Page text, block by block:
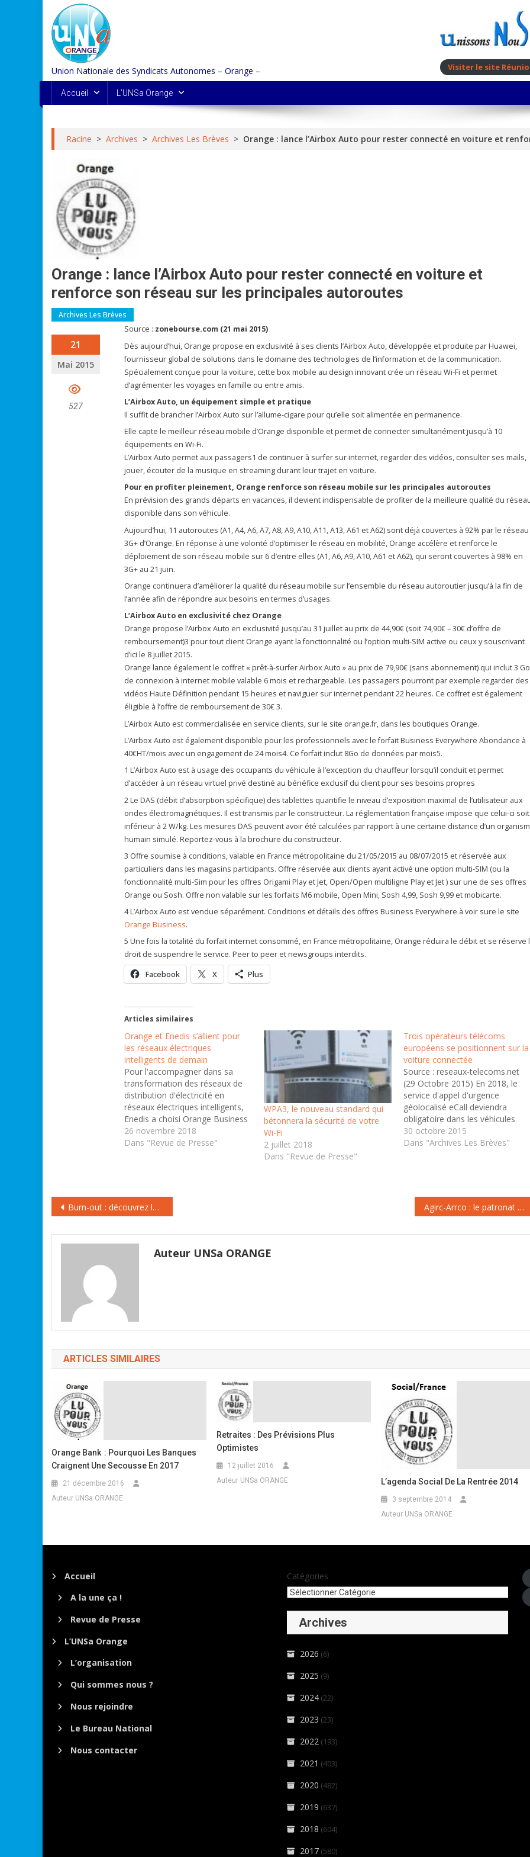
content
Union Nationale des Syndicats Autonomes – Orange – Visiter le site
Accueil L’UNSa Orange
Racine > Archives > Archives Les Brèves > Orange : lance l’Airbox Auto pour rester connecté en voiture et
Orange : lance l’Airbox Auto pour rester connecté en voiture et
renforce son réseau sur les principales autoroutes
Archives Les Brèves
21
Mai 2015
527
Source : zonebourse.com (21 mai 2015)
Dès aujourd’hui, Orange propose en exclusivité à ses clients l’Airbox Auto, développée et produite par Huawei,
fournisseur global de solutions dans le domaine des technologies de l’information et de la communication.
Spécialement conçue pour la voiture, cette box mobile au design innovant crée un réseau Wi-Fi et permet
d’agrémenter les voyages en famille ou entre amis.
L’Airbox Auto, un équipement simple et pratique
Il suffit de brancher l’Airbox Auto sur l’allume-cigare pour qu’elle soit alimentée en permanence.
Elle capte le meilleur réseau mobile d’Orange disponible et permet de connecter simultanément jusqu’à 10
équipements en Wi-Fi.
L’Airbox Auto permet aux passagers1 de continuer à surfer sur internet, regarder des vidéos, consulter ses mails,
jouer, écouter de la musique en streaming durant leur trajet en voiture.
Pour en profiter pleinement, Orange renforce son réseau mobile sur les principales autoroutes
En prévision des grands départs en vacances, il devient indispensable de profiter de la meilleure qualité du
disponible dans son véhicule.
Aujourd’hui, 11 autoroutes (A1, A4, A6, A7, A8, A9, A10, A11, A13, A61 et A62) sont déjà couvertes à 92% par le réseau
3G+ d’Orange. En réponse à une volonté d’optimiser le réseau en mobilité, Orange accélère et renforce le
déploiement de son réseau mobile sur 6 d’entre elles (A1, A6, A9, A10, A61 et A62), qui seront couvertes à 98% en
3G+ au 21 juin.
Orange continuera d’améliorer la qualité du réseau mobile sur l’ensemble du réseau autoroutier jusqu’à la fin de
l’année afin de répondre aux besoins en termes d’usages.
L’Airbox Auto en exclusivité chez Orange
Orange propose l’Airbox Auto en exclusivité jusqu’au 31 juillet au prix de 44,90€ (soit 74,90€ – 30€ d’offre de
remboursement)3 pour tout client Orange ayant la fonctionnalité ou l’option multi-SIM active ou ceux y souscrivant
d’ici le 8 juillet 2015.
Orange lance également le coffret « prêt-à-surfer Airbox Auto » au prix de 79,90€ (sans abonnement) qui inclut 3 Go
de connexion à internet mobile valable 6 mois et rechargeable. Les passagers pourront par exemple regarder des
vidéos Haute Définition pendant 15 heures et naviguer sur internet pendant 22 heures. Ce coffret est également
éligible à l’offre de remboursement de 30€ 3.
L’Airbox Auto est commercialisée en service clients, sur le site orange.fr, dans les boutiques Orange.
L’Airbox Auto est également disponible pour les professionnels avec le forfait Business Everywhere Abondance à
40€HT/mois avec un engagement de 24 mois4. Ce forfait inclut 8Go de données par mois5.
1 L’Airbox Auto est à usage des occupants du véhicule à l’exception du chauffeur lorsqu’il conduit et permet
d’accéder à un réseau virtuel privé destiné au bénéfice exclusif du client pour ses besoins propres
2 Le DAS (débit d’absorption spécifique) des tablettes quantifie le niveau d’exposition maximal de l’utilisateur aux
ondes électromagnétiques. Il est transmis par le constructeur. La réglementation française impose que celui-ci soit
inférieur à 2 W/kg. Les mesures DAS peuvent avoir été calculées par rapport à une certaine distance d’un
humain simulé. Reportez-vous à la brochure du constructeur.
3 Offre soumise à conditions, valable en France métropolitaine du 21/05/2015 au 08/07/2015 et réservée aux
particuliers dans les magasins participants. Offre réservée aux clients ayant activé une option multi-SIM (ou la
fonctionnalité multi-Sim pour les offres Origami Play et Jet, Open/Open multiligne Play et Jet ) sur une de ses offres
Orange ou Sosh. Offre non valable sur les forfaits M6 mobile, Open Mini, Sosh 4,99, Sosh 9,99 et mobicarte.
4 L’Airbox Auto est vendue séparément. Conditions et détails des offres Business Everywhere à voir sure le site
Orange Business.
5 Une fois la totalité du forfait internet consommé, en France métropolitaine, Orange réduira le débit et se réserve
droit de suspendre le service. Peer to peer et newsgroups interdits.
Facebook X Plus
Articles similaires
Orange et Enedis s’allient pour
les réseaux électriques
intelligents de demain
Pour l'accompagner dans sa
transformation des réseaux de
distribution d'électricité en
réseaux électriques intelligents,
Enedis a choisi Orange Business
Services. Notre transition
énergétique est marquée par une
l'autoconsommation. Dans cet
environnement en pleine…
26 novembre 2018
Dans "Revue de Presse"
WPA3, le nouveau standard qui
bétonnera la sécurité de votre
Wi-Fi
2 juillet 2018
Dans "Revue de Presse"
Trois opérateurs télécoms
européens se positionnent sur la
voiture connectée
Source : reseaux-telecoms.net
(29 Octobre 2015) En 2018, le
service d'appel d'urgence
géolocalisé eCall deviendra
obligatoire dans les véhicules
neufs en Europe. Plusieurs
opérateurs télécoms sont déjà
voiture connectée Les
analystes…
30 octobre 2015
Dans "Archives Les Brèves"
Navigation
de
l’article
Burn-out : découvrez les métiers les plus touchés Agirc-Arrco : le patronat boucle une liste de propositions drastiques pour rééquilibrer le financement des retraites
Auteur UNSa ORANGE
ARTICLES SIMILAIRES
Orange Bank : Pourquoi Les Banques
Craignent Une Secousse En 2017
21 décembre 2016
Auteur UNSa ORANGE
Retraites : Des Prévisions Plus
Optimistes
12 juillet 2016
Auteur UNSa ORANGE
L’agenda Social De La Rentrée 2014
3 septembre 2014
Auteur UNSa ORANGE
Accueil
A la une ça !
Revue de Presse
L’UNSa Orange
L’organisation
Qui sommes nous ?
Nous rejoindre
Le Bureau National
Nous contacter
Catégories
Archives
2026 (6)
2025 (9)
2024 (22)
2023 (23)
2022 (193)
2021 (403)
2020 (482)
2019 (637)
2018 (604)
2017 (580)